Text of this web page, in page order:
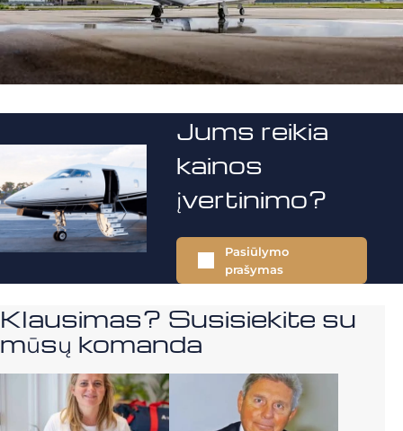
Jums reikia
kainos
įvertinimo?
Pasiūlymo
prašymas
Klausimas? Susisiekite su
mūsų komanda